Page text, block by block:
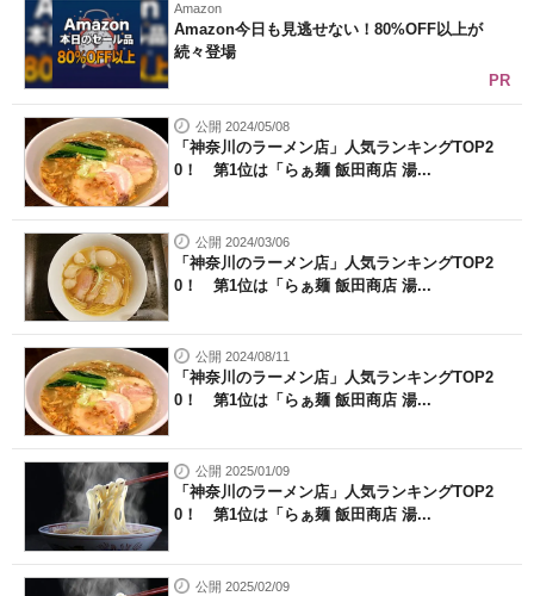
Amazon
Amazon今日も見逃せない！80%OFF以上が
続々登場
PR
公開 2024/05/08
「神奈川のラーメン店」人気ランキングTOP2
0！ 第1位は「らぁ麺 飯田商店 湯...
公開 2024/03/06
「神奈川のラーメン店」人気ランキングTOP2
0！ 第1位は「らぁ麺 飯田商店 湯...
公開 2024/08/11
「神奈川のラーメン店」人気ランキングTOP2
0！ 第1位は「らぁ麺 飯田商店 湯...
公開 2025/01/09
「神奈川のラーメン店」人気ランキングTOP2
0！ 第1位は「らぁ麺 飯田商店 湯...
公開 2025/02/09